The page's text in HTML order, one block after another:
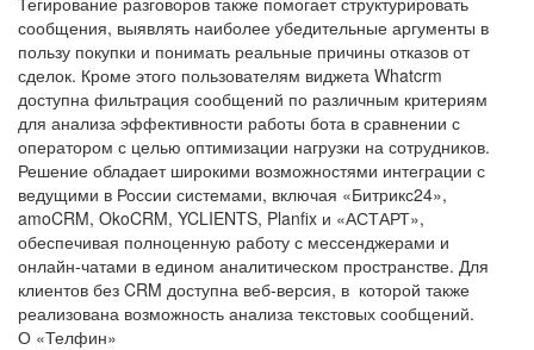
сообщения, выявлять наиболее убедительные аргументы в
пользу покупки и понимать реальные причины отказов от
сделок. Кроме этого пользователям виджета Whatcrm
доступна фильтрация сообщений по различным критериям
для анализа эффективности работы бота в сравнении с
оператором с целью оптимизации нагрузки на сотрудников.
Решение обладает широкими возможностями интеграции с
ведущими в России системами, включая «Битрикс24»,
amoCRM, OkoCRM, YCLIENTS, Planfix и «АСТАРТ»,
обеспечивая полноценную работу с мессенджерами и
онлайн-чатами в едином аналитическом пространстве. Для
клиентов без CRM доступна веб-версия, в которой также
реализована возможность анализа текстовых сообщений.
О «Телфин»